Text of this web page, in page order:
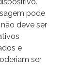
pode
deve ser
e
ser